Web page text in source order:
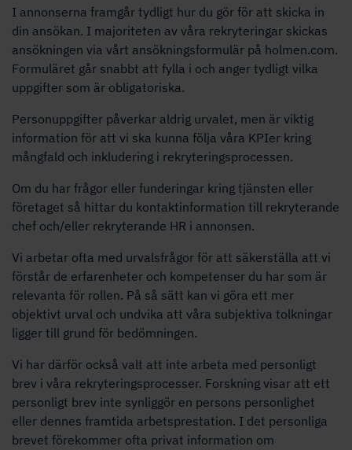
I annonserna framgår tydligt hur du gör för att skicka in
din ansökan. I majoriteten av våra rekryteringar skickas
ansökningen via vårt ansökningsformulär på holmen.com.
Formuläret går snabbt att fylla i och anger tydligt vilka
uppgifter som är obligatoriska.
Personuppgifter påverkar aldrig urvalet, men är viktig
information för att vi ska kunna följa våra KPIer kring
mångfald och inkludering i rekryteringsprocessen.
Om du har frågor eller funderingar kring tjänsten eller
företaget så hittar du kontaktinformation till rekryterande
chef och/eller rekryterande HR i annonsen.
Vi arbetar ofta med urvalsfrågor för att säkerställa att vi
förstår de erfarenheter och kompetenser du har som är
relevanta för rollen. På så sätt kan vi göra ett mer
objektivt urval och undvika att våra subjektiva tolkningar
ligger till grund för bedömningen.
Vi har därför också valt att inte arbeta med personligt
brev i våra rekryteringsprocesser. Forskning visar att ett
personligt brev inte synliggör en persons personlighet
eller dennes framtida arbetsprestation. I det personliga
brevet förekommer ofta privat information om